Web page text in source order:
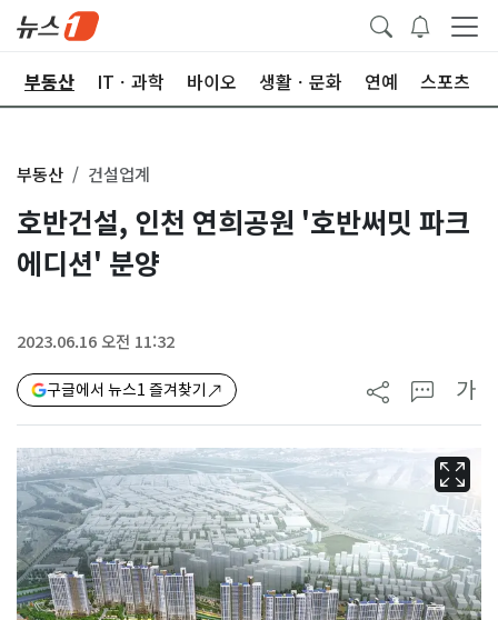
부동산 ITㆍ과학 바이오 생활ㆍ문화 연예 스포츠
부동산 건설업계
호반건설, 인천 연희공원 '호반써밋 파크
에디션' 분양
2023.06.16 오전 11:32
구글에서 뉴스1 즐겨찾기 가